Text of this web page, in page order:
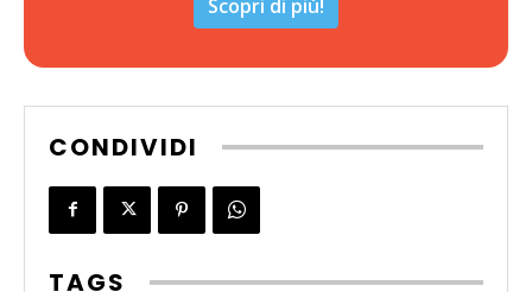
Scopri di più!
CONDIVIDI
TAGS